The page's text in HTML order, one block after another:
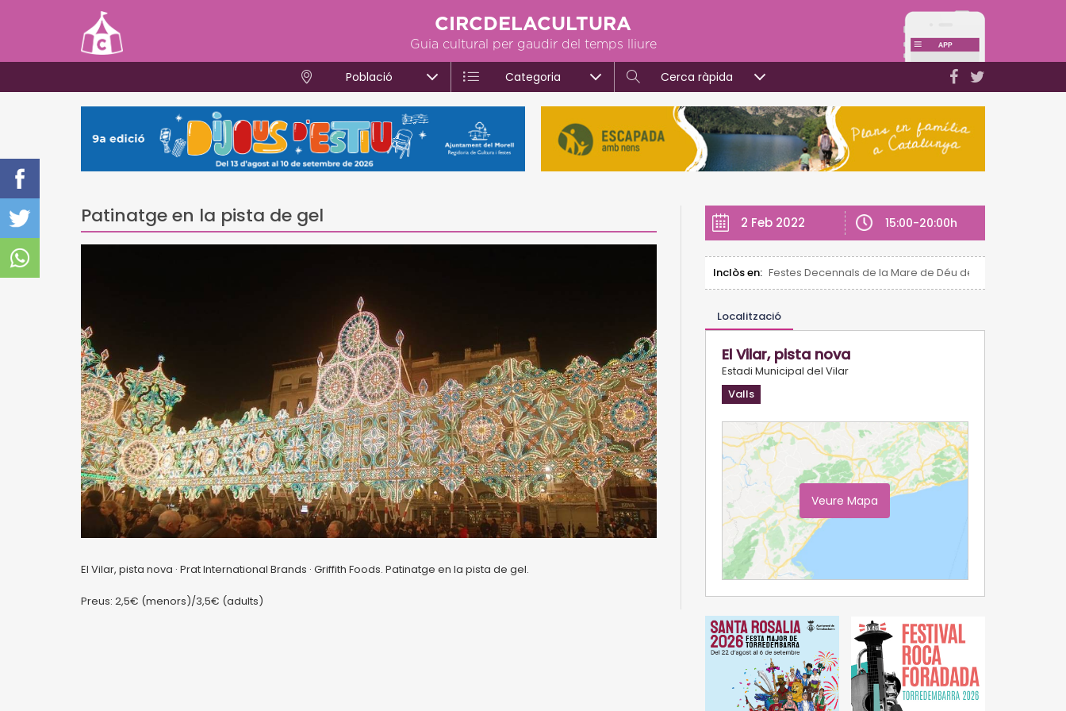
CIRCDELACULTURA
Guia cultural per gaudir del temps lliure
Població Categoria Cerca ràpida
Patinatge en la pista de gel
El Vilar, pista nova · Prat International Brands · Griffith Foods. Patinatge en la pista de gel.
Preus: 2,5€ (menors)/3,5€ (adults)
2 Feb 2022 15:00-20:00h
Inclòs en: Festes Decennals de la Mare de Déu de la Candela de
Localització
El Vilar, pista nova
Estadi Municipal del Vilar
Valls
Veure Mapa